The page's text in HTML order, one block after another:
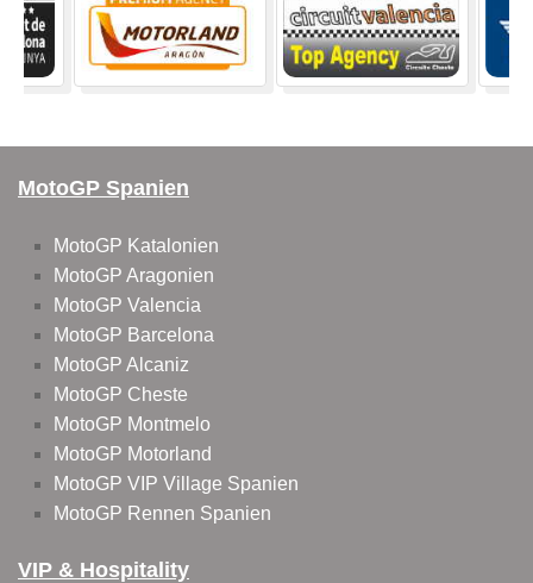
MotoGP Spanien
MotoGP Katalonien
MotoGP Aragonien
MotoGP Valencia
MotoGP Barcelona
MotoGP Alcaniz
MotoGP Cheste
MotoGP Montmelo
MotoGP Motorland
MotoGP VIP Village Spanien
MotoGP Rennen Spanien
VIP & Hospitality